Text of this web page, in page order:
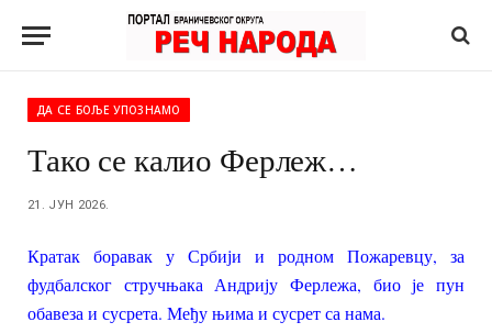
ДА СЕ БОЉЕ УПОЗНАМО
Тако се калио Ферлеж…
21. ЈУН 2026.
Кратак боравак у Србији и родном Пожаревцу, за
фудбалског стручњака Андрију Ферлежа, био је пун
обавеза и сусрета. Међу њима и сусрет са нама.